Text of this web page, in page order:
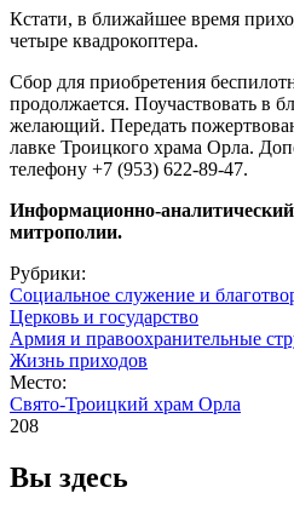
Кстати, в ближайшее время
четыре квадрокоптера.
Сбор для приобретения
продолжается. Поучаствовать в
желающий. Передать
лавке Троицкого храма Орла.
телефону +7 (953) 622-89-47.
Информационно-
митрополии.
Рубрики:
Социальное служение и
Церковь и государство
Армия и правоохранительные
Жизнь приходов
Место:
Свято-Троицкий храм Орла
208
Вы здесь